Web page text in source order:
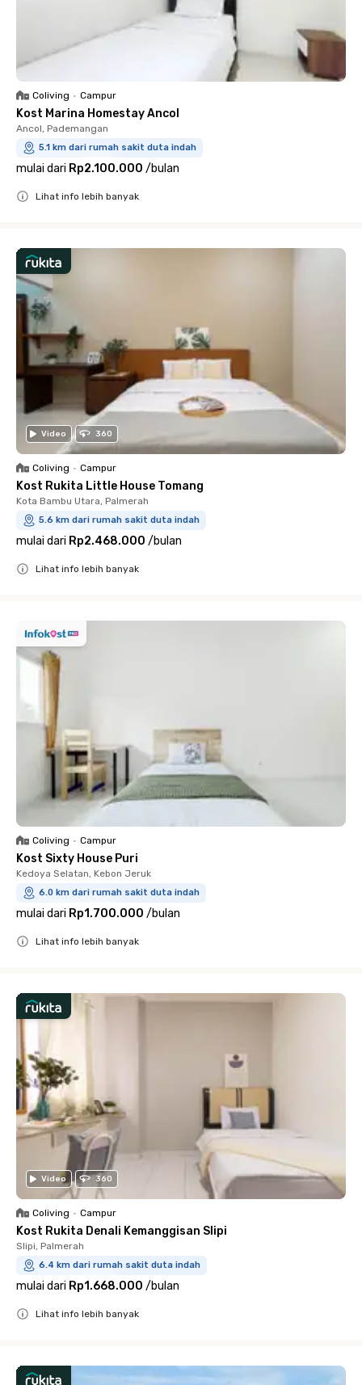
Coliving • Campur
Kost Marina Homestay Ancol
Ancol, Pademangan
5.1 km dari rumah sakit duta indah
mulai dari Rp2.100.000 /bulan
Lihat info lebih banyak
Video 360
Coliving • Campur
Kost Rukita Little House Tomang
Kota Bambu Utara, Palmerah
5.6 km dari rumah sakit duta indah
mulai dari Rp2.468.000 /bulan
Lihat info lebih banyak
Coliving • Campur
Kost Sixty House Puri
Kedoya Selatan, Kebon Jeruk
6.0 km dari rumah sakit duta indah
mulai dari Rp1.700.000 /bulan
Lihat info lebih banyak
Video 360
Coliving • Campur
Kost Rukita Denali Kemanggisan Slipi
Slipi, Palmerah
6.4 km dari rumah sakit duta indah
mulai dari Rp1.668.000 /bulan
Lihat info lebih banyak